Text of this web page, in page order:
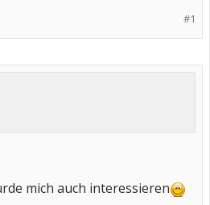
#1
mich auch interessieren